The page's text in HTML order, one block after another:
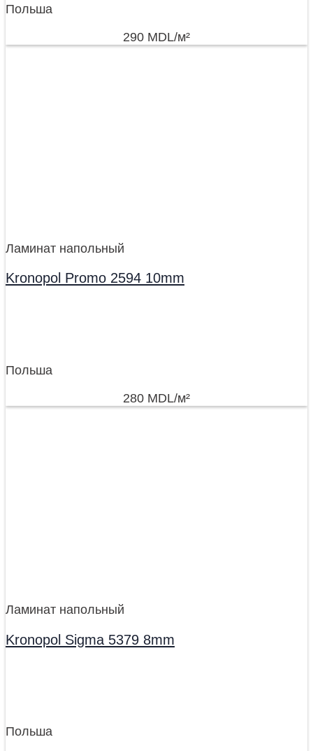
Польша
290 MDL/м²
Ламинат напольный
Kronopol Promo 2594 10mm
Польша
280 MDL/м²
Ламинат напольный
Kronopol Sigma 5379 8mm
Польша